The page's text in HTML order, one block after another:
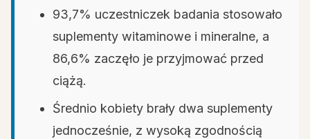
93,7% uczestniczek badania stosowało
suplementy witaminowe i mineralne, a
86,6% zaczęło je przyjmować przed
ciążą.
Średnio kobiety brały dwa suplementy
jednocześnie, z wysoką zgodnością